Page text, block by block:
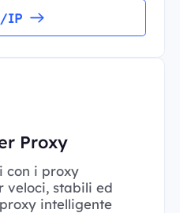
IP
Proxy
con i proxy
veloci, stabili ed
intelligente